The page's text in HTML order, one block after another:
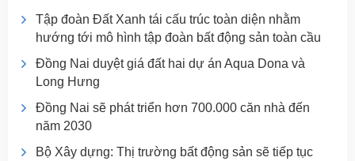
Tập đoàn Đất Xanh tái cấu trúc toàn diện nhằm
hướng tới mô hình tập đoàn bất động sản toàn cầu
Đồng Nai duyệt giá đất hai dự án Aqua Dona và
Long Hưng
Đồng Nai sẽ phát triển hơn 700.000 căn nhà đến
năm 2030
Bộ Xây dựng: Thị trường bất động sản sẽ tiếp tục